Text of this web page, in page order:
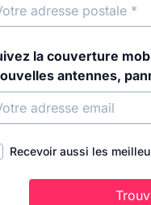
la couverture
antennes,
Recevoir aussi les